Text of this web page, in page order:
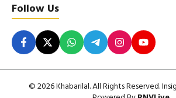
Follow Us
© 2026 Khabarilal. All Rights Reserved.